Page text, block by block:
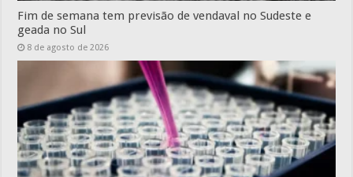
Fim de semana tem previsão de vendaval no Sudeste e
geada no Sul
8 de agosto de 2026